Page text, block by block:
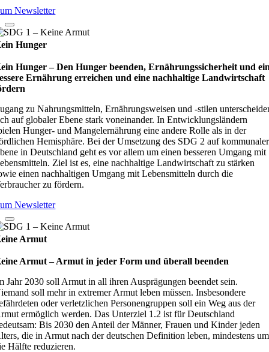
Newsletter
Hunger
Hunger – Den Hunger beenden, Ernährungssicherheit und
Ernährung erreichen und eine nachhaltige Landwirtschaft
zu Nahrungsmitteln, Ernährungsweisen und -stilen
auf globaler Ebene stark voneinander. In Entwicklungsländern
Hunger- und Mangelernährung eine andere Rolle als in der
Hemisphäre. Bei der Umsetzung des SDG 2 auf kommunaler
in Deutschland geht es vor allem um einen besseren Umgang mit
Ziel ist es, eine nachhaltige Landwirtschaft zu stärken
einen nachhaltigen Umgang mit Lebensmitteln durch die
zu fördern.
Newsletter
Armut
Armut – Armut in jeder Form und überall beenden
Jahr 2030 soll Armut in all ihren Ausprägungen beendet sein.
soll mehr in extremer Armut leben müssen. Insbesondere
oder verletzlichen Personengruppen soll ein Weg aus der
ermöglich werden. Das Unterziel 1.2 ist für Deutschland
Bis 2030 den Anteil der Männer, Frauen und Kinder jeden
die in Armut nach der deutschen Definition leben, mindestens um
Hälfte reduzieren.